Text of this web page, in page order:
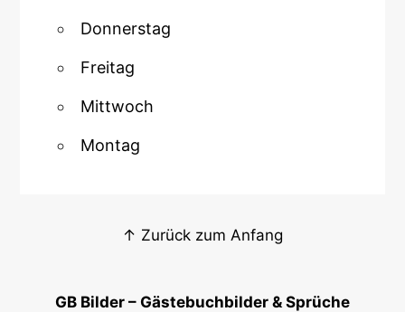
Donnerstag
Freitag
Mittwoch
Montag
↑ Zurück zum Anfang
GB Bilder – Gästebuchbilder & Sprüche